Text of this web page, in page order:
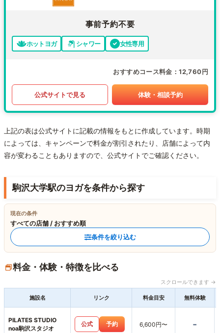
事前予約不要
ホットヨガ シャワー 女性専用
おすすめコース料金 12,760円
公式サイトで見る 体験・相談予約
上記の表は公式サイトに記載の情報をもとに作成しています。時期
によっては、キャンペーンで料金が割引されたり、店舗によって内
容が変わることもありますので、公式サイトでご確認ください。
駒沢大学駅のヨガを条件から探す
現在の条件
すべての店舗 / おすすめ順
条件を絞り込む
料金・体験・特徴を比べる
スクロールできます →
施設名 リンク 料金目安 無料体験
PILATES STUDIO
noa駒沢スタジオ
公式 予約 6,600円〜 -